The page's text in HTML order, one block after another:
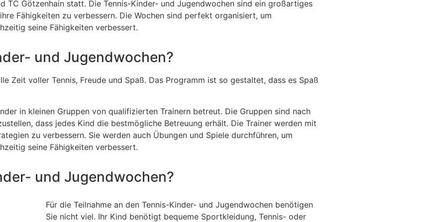
TC Götzenhain statt. Die Tennis-Kinder- und Jugendwochen sind ein großartiges
Fähigkeiten zu verbessern. Die Wochen sind perfekt organisiert, um
seine Fähigkeiten verbessert.
und Jugendwochen?
Zeit voller Tennis, Freude und Spaß. Das Programm ist so gestaltet, dass es Spaß
in kleinen Gruppen von qualifizierten Trainern betreut. Die Gruppen sind nach
dass jedes Kind die bestmögliche Betreuung erhält. Die Trainer werden mit
zu verbessern. Sie werden auch Übungen und Spiele durchführen, um
seine Fähigkeiten verbessert.
und Jugendwochen?
Für die Teilnahme an den Tennis-Kinder- und Jugendwochen benötigen
Sie nicht viel. Ihr Kind benötigt bequeme Sportkleidung, Tennis- oder